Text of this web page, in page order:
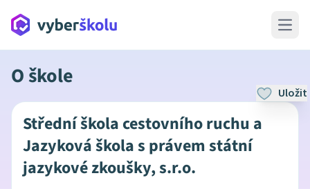
Open
O škole
Uložit
Střední škola cestovního ruchu a
Jazyková škola s právem státní
jazykové zkoušky, s.r.o.